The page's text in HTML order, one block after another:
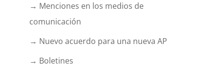
→ Menciones en los medios de
comunicación
→ Nuevo acuerdo para una nueva AP
→ Boletines